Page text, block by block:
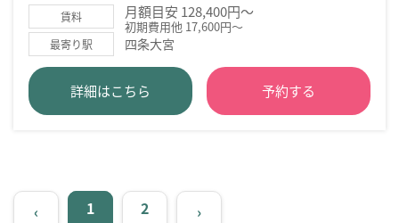
賃料 月額目安 128,400円～
初期費用他 17,600円～
最寄り駅 四条大宮
詳細はこちら 予約する
‹ 1 2 ›